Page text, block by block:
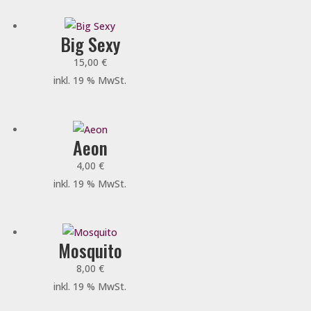
Big Sexy
15,00 €
inkl. 19 % MwSt.
Aeon
4,00 €
inkl. 19 % MwSt.
Mosquito
8,00 €
inkl. 19 % MwSt.